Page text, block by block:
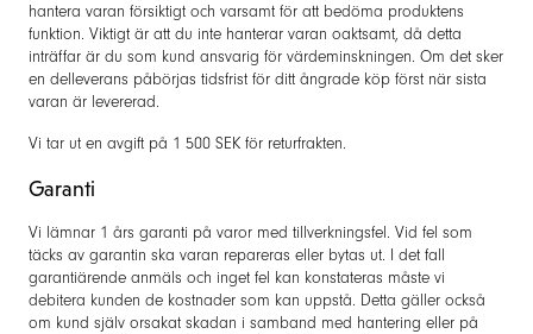
hantera varan försiktigt och varsamt för att bedöma produktens
funktion. Viktigt är att du inte hanterar varan oaktsamt, då detta
inträffar är du som kund ansvarig för värdeminskningen. Om det sker
en delleverans påbörjas tidsfrist för ditt ångrade köp först när sista
varan är levererad.
Vi tar ut en avgift på 1 500 SEK för returfrakten.
Garanti
Vi lämnar 1 års garanti på varor med tillverkningsfel. Vid fel som
täcks av garantin ska varan repareras eller bytas ut. I det fall
garantiärende anmäls och inget fel kan konstateras måste vi
debitera kunden de kostnader som kan uppstå. Detta gäller också
om kund själv orsakat skadan i samband med hantering eller på